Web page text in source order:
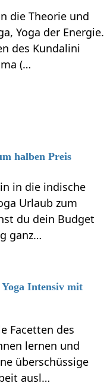
die Theorie und
Yoga der Energie.
des Kundalini
(…
halben Preis
in die indische
Urlaub zum
du dein Budget
ganz…
Yoga Intensiv mit
Facetten des
lernen und
überschüssige
ausl…